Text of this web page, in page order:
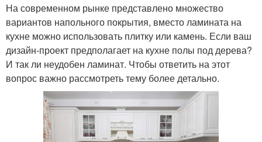
На современном рынке представлено множество
вариантов напольного покрытия, вместо ламината на
кухне можно использовать плитку или камень. Если ваш
дизайн-проект предполагает на кухне полы под дерева?
И так ли неудобен ламинат. Чтобы ответить на этот
вопрос важно рассмотреть тему более детально.